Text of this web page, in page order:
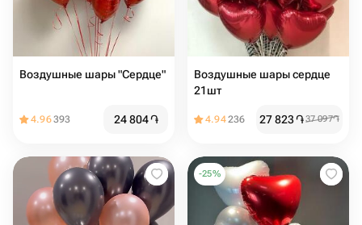
Воздушные шары "Сердце"
4.96393 24 804֏
Воздушные шары сердце
21шт
4.94236 27 823֏37 097֏
-25%